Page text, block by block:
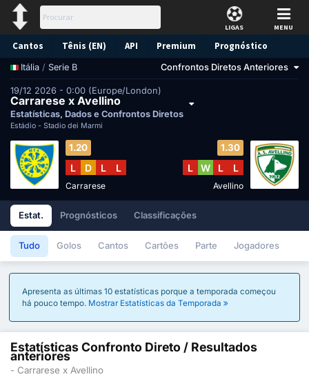
LIGAS MENU
Cantos Tênis (EN) API Premium Prognóstico
Itália / Serie B Confrontos Diretos Anteriores
19/12 2026 - 0:00 (Europe/London)
Carrarese x Avellino
Estatísticas, Dados e Confrontos Diretos
Estádio - Stadio dei Marmi
1.20
L D L L
Carrarese
1.30
L W L L
Avellino
Estat. Prognósticos Classificações
Tudo Golos Cantos Cartões Parte Jogadores
Apresenta as últimas 10 estatísticas porque a temporada começou
há pouco tempo. Mostrar Estatísticas da Temporada
Estatísticas Confronto Direto / Resultados
anteriores
- Carrarese x Avellino